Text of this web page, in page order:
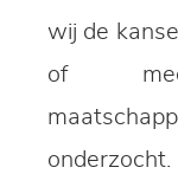
wij de
of